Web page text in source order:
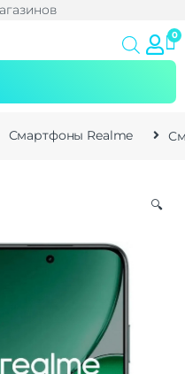
Смартфоны Realme
🔍